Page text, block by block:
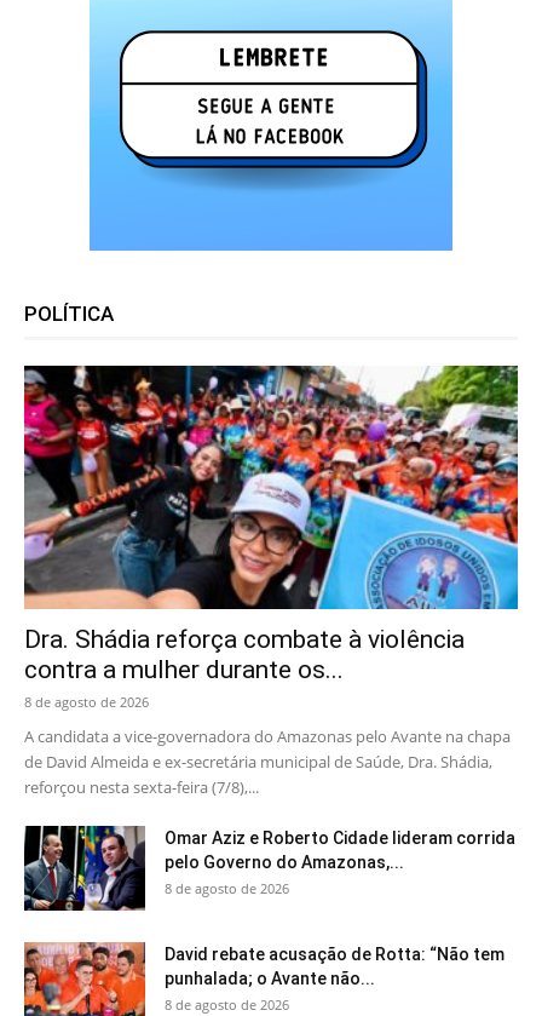
POLÍTICA
Dra. Shádia reforça combate à violência
contra a mulher durante os...
8 de agosto de 2026
A candidata a vice-governadora do Amazonas pelo Avante na chapa
de David Almeida e ex-secretária municipal de Saúde, Dra. Shádia,
reforçou nesta sexta-feira (7/8),...
Omar Aziz e Roberto Cidade lideram corrida
pelo Governo do Amazonas,...
8 de agosto de 2026
David rebate acusação de Rotta: “Não tem
punhalada; o Avante não...
8 de agosto de 2026